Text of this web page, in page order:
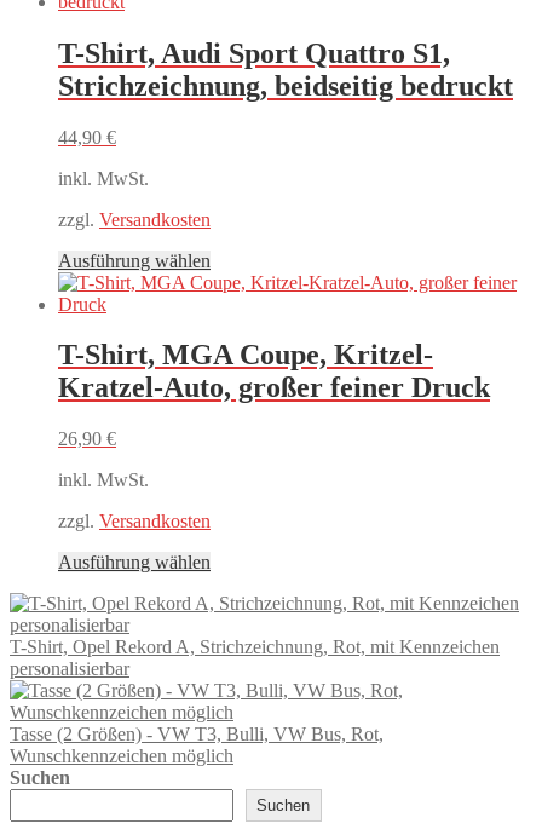
Varianten
auf.
Die
T-Shirt, Audi Sport Quattro S1,
Strichzeichnung, beidseitig bedruckt
44,90 €
inkl. MwSt.
zzgl. Versandkosten
Ausführung wählen
Produkt
Varianten
auf.
Die
T-Shirt, MGA Coupe, Kritzel-
Kratzel-Auto, großer feiner Druck
26,90 €
inkl. MwSt.
zzgl. Versandkosten
Ausführung wählen
weist
Varianten
Die
Optionen
können
auf
Produktseite
gewählt
T-Shirt, Opel Rekord A, Strichzeichnung, Rot, mit Kennzeichen
personalisierbar
Tasse (2 Größen) - VW T3, Bulli, VW Bus, Rot,
Wunschkennzeichen möglich
Suchen
Suchen